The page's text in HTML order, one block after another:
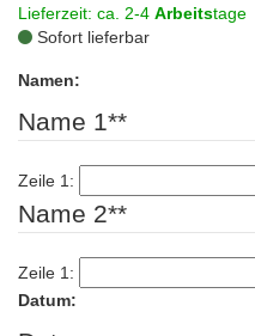
Lieferzeit: ca. 2-4 Arbeitstage
Sofort lieferbar
Namen:
Name 1**
Zeile 1:
Name 2**
Zeile 1:
Datum: